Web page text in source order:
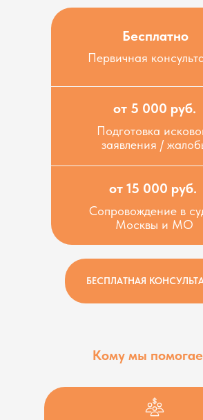
БЕСПЛАТНАЯ
Первичная
Бесплатно
Сопровождение в
Москвы и МО
от 15 000 руб.
Подготовка
заявления /
от 5 000 руб.
Кому мы